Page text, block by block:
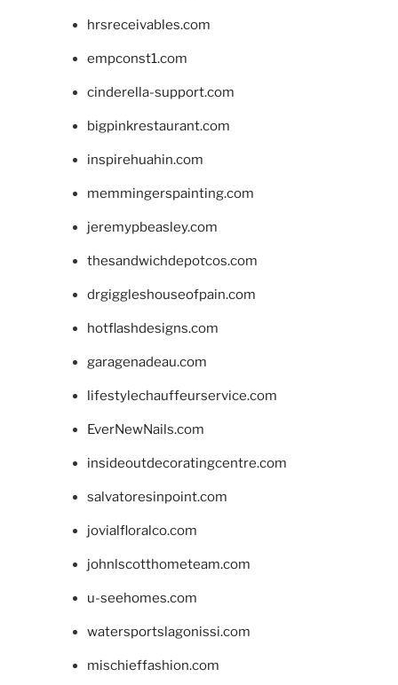
hrsreceivables.com
empconst1.com
cinderella-support.com
bigpinkrestaurant.com
inspirehuahin.com
memmingerspainting.com
jeremypbeasley.com
thesandwichdepotcos.com
drgiggleshouseofpain.com
hotflashdesigns.com
garagenadeau.com
lifestylechauffeurservice.com
EverNewNails.com
insideoutdecoratingcentre.com
salvatoresinpoint.com
jovialfloralco.com
johnlscotthometeam.com
u-seehomes.com
watersportslagonissi.com
mischieffashion.com